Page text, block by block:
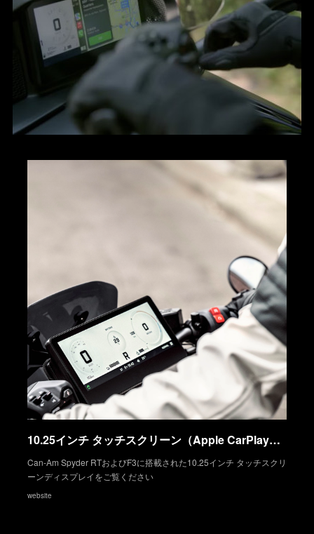
10.25インチ タッチスクリーン（Apple CarPlay対応） - Can-Am On-Road
Can-Am Spyder RTおよびF3に搭載された10.25インチ タッチスクリ
ーンディスプレイをご覧ください
website